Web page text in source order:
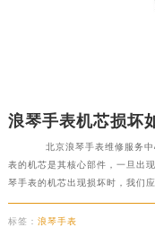
浪琴手表机芯损坏
北京浪琴手表维修服务中
表的机芯是其核心部件，一旦出
琴手表的机芯出现损坏时，我们
标签： 浪琴手表